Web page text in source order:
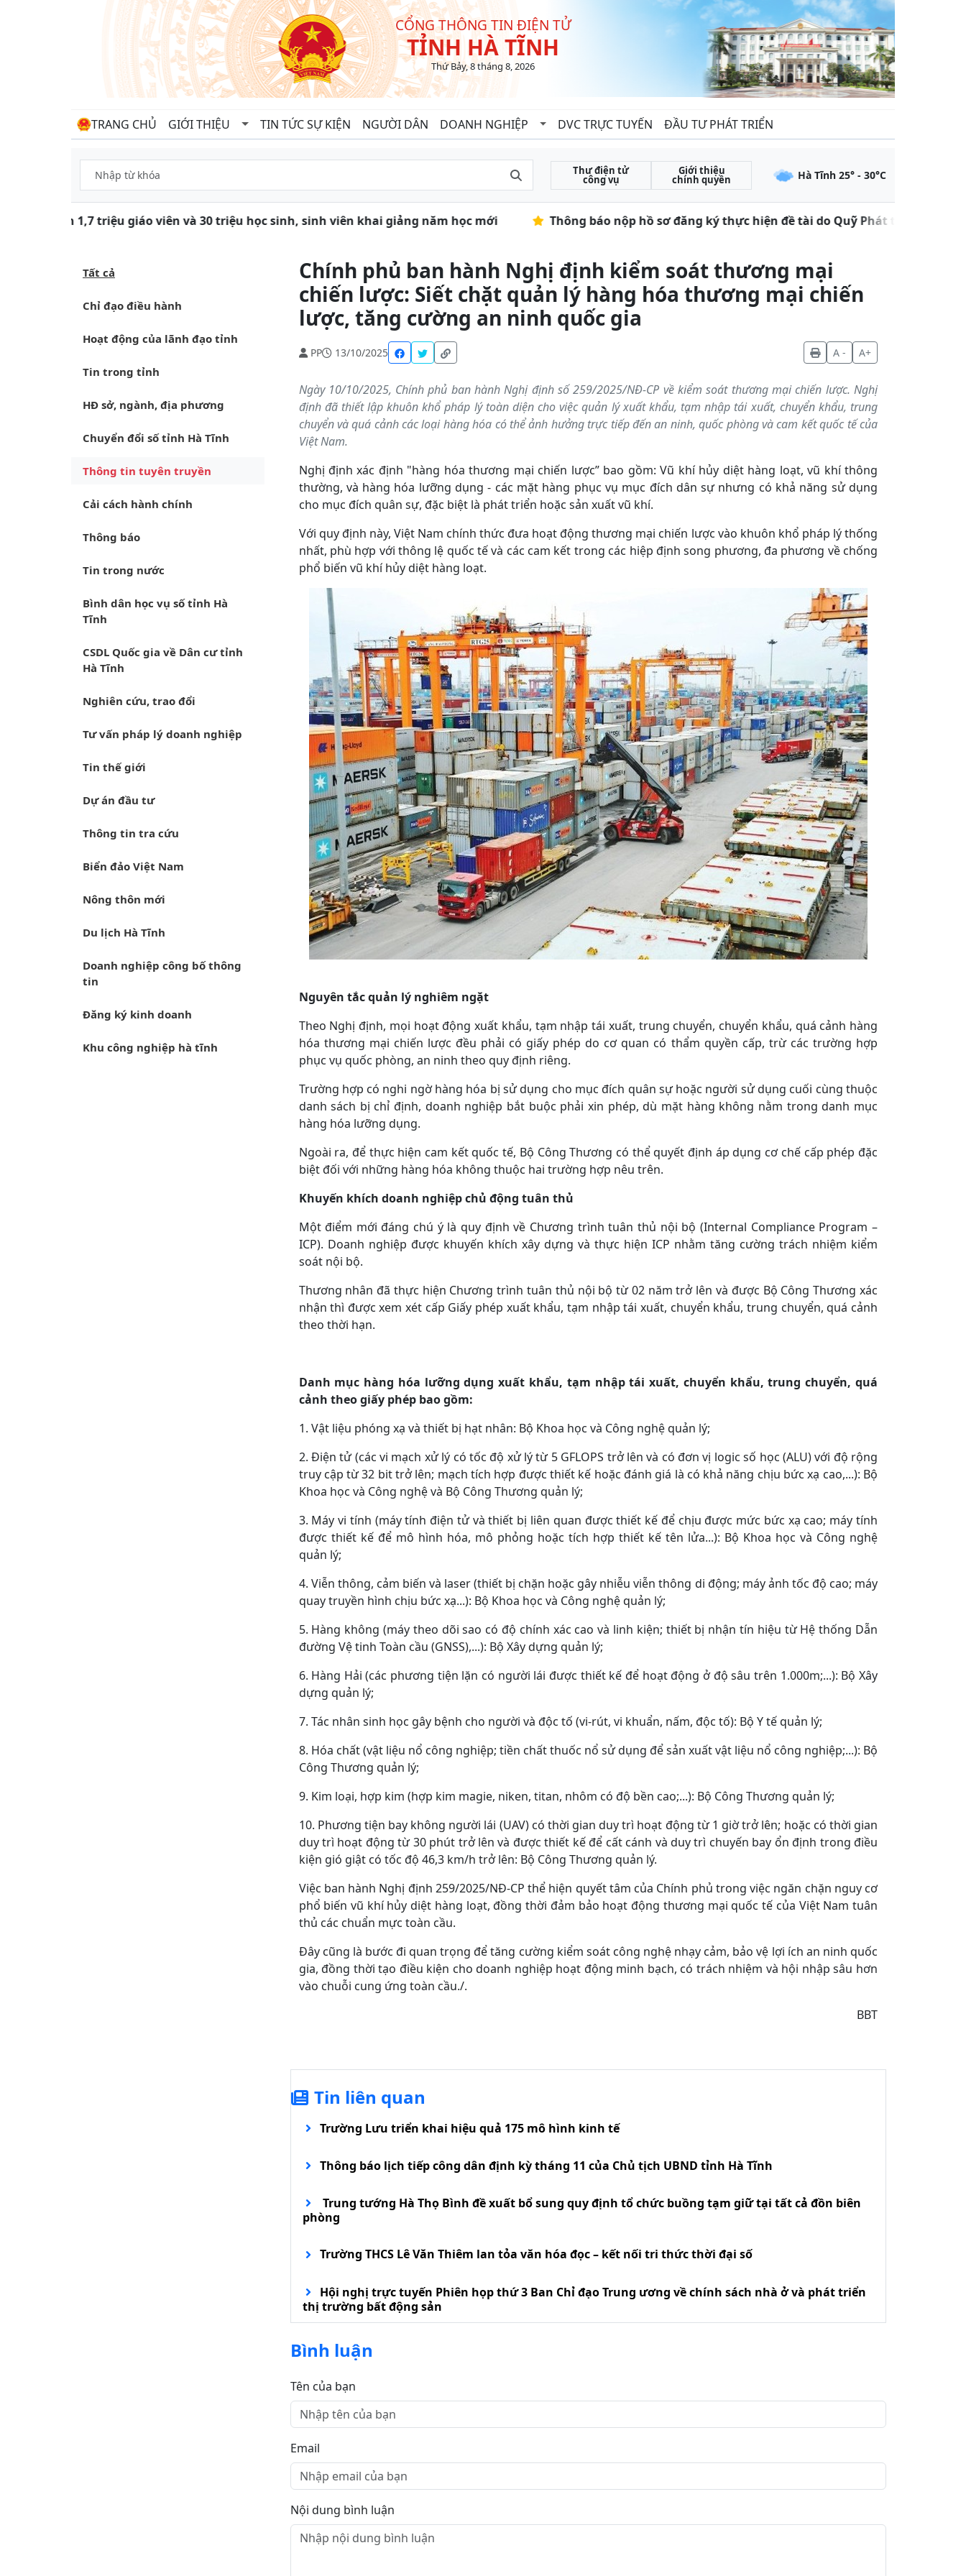
CỔNG THÔNG TIN ĐIỆN TỬ
TỈNH HÀ TĨNH
Thứ Bảy, 8 tháng 8, 2026
TRANG CHỦ GIỚI THIỆU TIN TỨC SỰ KIỆN NGƯỜI DÂN DOANH NGHIỆP DVC TRỰC TUYẾN ĐẦU TƯ PHÁT TRIỂN
Thư điện tử
công vụ
Giới thiệu
chính quyền Hà Tĩnh 25° - 30°C
Gần 1,7 triệu giáo viên và 30 triệu học sinh, sinh viên khai giảng năm học mới Thông báo nộp hồ sơ đăng ký thực hiện đề tài do Quỹ Phát triển khoa
Tất cả
Chỉ đạo điều hành
Hoạt động của lãnh đạo tỉnh
Tin trong tỉnh
HĐ sở, ngành, địa phương
Chuyển đổi số tỉnh Hà Tĩnh
Thông tin tuyên truyền
Cải cách hành chính
Thông báo
Tin trong nước
Bình dân học vụ số tỉnh Hà
Tĩnh
CSDL Quốc gia về Dân cư tỉnh
Hà Tĩnh
Nghiên cứu, trao đổi
Tư vấn pháp lý doanh nghiệp
Tin thế giới
Dự án đầu tư
Thông tin tra cứu
Biển đảo Việt Nam
Nông thôn mới
Du lịch Hà Tĩnh
Doanh nghiệp công bố thông
tin
Đăng ký kinh doanh
Khu công nghiệp hà tĩnh
Chính phủ ban hành Nghị định kiểm soát thương mại
chiến lược: Siết chặt quản lý hàng hóa thương mại chiến
lược, tăng cường an ninh quốc gia
PP 13/10/2025 A - A+
Ngày 10/10/2025, Chính phủ ban hành Nghị định số 259/2025/NĐ-CP về kiểm soát thương mại chiến lược. Nghị
định đã thiết lập khuôn khổ pháp lý toàn diện cho việc quản lý xuất khẩu, tạm nhập tái xuất, chuyển khẩu, trung
chuyển và quá cảnh các loại hàng hóa có thể ảnh hưởng trực tiếp đến an ninh, quốc phòng và cam kết quốc tế của
Việt Nam.
Nghị định xác định "hàng hóa thương mại chiến lược” bao gồm: Vũ khí hủy diệt hàng loạt, vũ khí thông
thường, và hàng hóa lưỡng dụng - các mặt hàng phục vụ mục đích dân sự nhưng có khả năng sử dụng
cho mục đích quân sự, đặc biệt là phát triển hoặc sản xuất vũ khí.
Với quy định này, Việt Nam chính thức đưa hoạt động thương mại chiến lược vào khuôn khổ pháp lý thống
nhất, phù hợp với thông lệ quốc tế và các cam kết trong các hiệp định song phương, đa phương về chống
phổ biến vũ khí hủy diệt hàng loạt.
Nguyên tắc quản lý nghiêm ngặt
Theo Nghị định, mọi hoạt động xuất khẩu, tạm nhập tái xuất, trung chuyển, chuyển khẩu, quá cảnh hàng
hóa thương mại chiến lược đều phải có giấy phép do cơ quan có thẩm quyền cấp, trừ các trường hợp
phục vụ quốc phòng, an ninh theo quy định riêng.
Trường hợp có nghi ngờ hàng hóa bị sử dụng cho mục đích quân sự hoặc người sử dụng cuối cùng thuộc
danh sách bị chỉ định, doanh nghiệp bắt buộc phải xin phép, dù mặt hàng không nằm trong danh mục
hàng hóa lưỡng dụng.
Ngoài ra, để thực hiện cam kết quốc tế, Bộ Công Thương có thể quyết định áp dụng cơ chế cấp phép đặc
biệt đối với những hàng hóa không thuộc hai trường hợp nêu trên.
Khuyến khích doanh nghiệp chủ động tuân thủ
Một điểm mới đáng chú ý là quy định về Chương trình tuân thủ nội bộ (Internal Compliance Program –
ICP). Doanh nghiệp được khuyến khích xây dựng và thực hiện ICP nhằm tăng cường trách nhiệm kiểm
soát nội bộ.
Thương nhân đã thực hiện Chương trình tuân thủ nội bộ từ 02 năm trở lên và được Bộ Công Thương xác
nhận thì được xem xét cấp Giấy phép xuất khẩu, tạm nhập tái xuất, chuyển khẩu, trung chuyển, quá cảnh
theo thời hạn.
Danh mục hàng hóa lưỡng dụng xuất khẩu, tạm nhập tái xuất, chuyển khẩu, trung chuyển, quá
cảnh theo giấy phép bao gồm:
1. Vật liệu phóng xạ và thiết bị hạt nhân: Bộ Khoa học và Công nghệ quản lý;
2. Điện tử (các vi mạch xử lý có tốc độ xử lý từ 5 GFLOPS trở lên và có đơn vị logic số học (ALU) với độ rộng
truy cập từ 32 bit trở lên; mạch tích hợp được thiết kế hoặc đánh giá là có khả năng chịu bức xạ cao,...): Bộ
Khoa học và Công nghệ và Bộ Công Thương quản lý;
3. Máy vi tính (máy tính điện tử và thiết bị liên quan được thiết kế để chịu được mức bức xạ cao; máy tính
được thiết kế để mô hình hóa, mô phỏng hoặc tích hợp thiết kế tên lửa...): Bộ Khoa học và Công nghệ
quản lý;
4. Viễn thông, cảm biến và laser (thiết bị chặn hoặc gây nhiễu viễn thông di động; máy ảnh tốc độ cao; máy
quay truyền hình chịu bức xạ...): Bộ Khoa học và Công nghệ quản lý;
5. Hàng không (máy theo dõi sao có độ chính xác cao và linh kiện; thiết bị nhận tín hiệu từ Hệ thống Dẫn
đường Vệ tinh Toàn cầu (GNSS),...): Bộ Xây dựng quản lý;
6. Hàng Hải (các phương tiện lặn có người lái được thiết kế để hoạt động ở độ sâu trên 1.000m;...): Bộ Xây
dựng quản lý;
7. Tác nhân sinh học gây bệnh cho người và độc tố (vi-rút, vi khuẩn, nấm, độc tố): Bộ Y tế quản lý;
8. Hóa chất (vật liệu nổ công nghiệp; tiền chất thuốc nổ sử dụng để sản xuất vật liệu nổ công nghiệp;...): Bộ
Công Thương quản lý;
9. Kim loại, hợp kim (hợp kim magie, niken, titan, nhôm có độ bền cao;...): Bộ Công Thương quản lý;
10. Phương tiện bay không người lái (UAV) có thời gian duy trì hoạt động từ 1 giờ trở lên; hoặc có thời gian
duy trì hoạt động từ 30 phút trở lên và được thiết kế để cất cánh và duy trì chuyến bay ổn định trong điều
kiện gió giật có tốc độ 46,3 km/h trở lên: Bộ Công Thương quản lý.
Việc ban hành Nghị định 259/2025/NĐ-CP thể hiện quyết tâm của Chính phủ trong việc ngăn chặn nguy cơ
phổ biến vũ khí hủy diệt hàng loạt, đồng thời đảm bảo hoạt động thương mại quốc tế của Việt Nam tuân
thủ các chuẩn mực toàn cầu.
Đây cũng là bước đi quan trọng để tăng cường kiểm soát công nghệ nhạy cảm, bảo vệ lợi ích an ninh quốc
gia, đồng thời tạo điều kiện cho doanh nghiệp hoạt động minh bạch, có trách nhiệm và hội nhập sâu hơn
vào chuỗi cung ứng toàn cầu./.
BBT
Tin liên quan
Trường Lưu triển khai hiệu quả 175 mô hình kinh tế
Thông báo lịch tiếp công dân định kỳ tháng 11 của Chủ tịch UBND tỉnh Hà Tĩnh
Trung tướng Hà Thọ Bình đề xuất bổ sung quy định tổ chức buồng tạm giữ tại tất cả đồn biên
phòng
Trường THCS Lê Văn Thiêm lan tỏa văn hóa đọc – kết nối tri thức thời đại số
Hội nghị trực tuyến Phiên họp thứ 3 Ban Chỉ đạo Trung ương về chính sách nhà ở và phát triển
thị trường bất động sản
Bình luận
Tên của bạn
Email
Nội dung bình luận